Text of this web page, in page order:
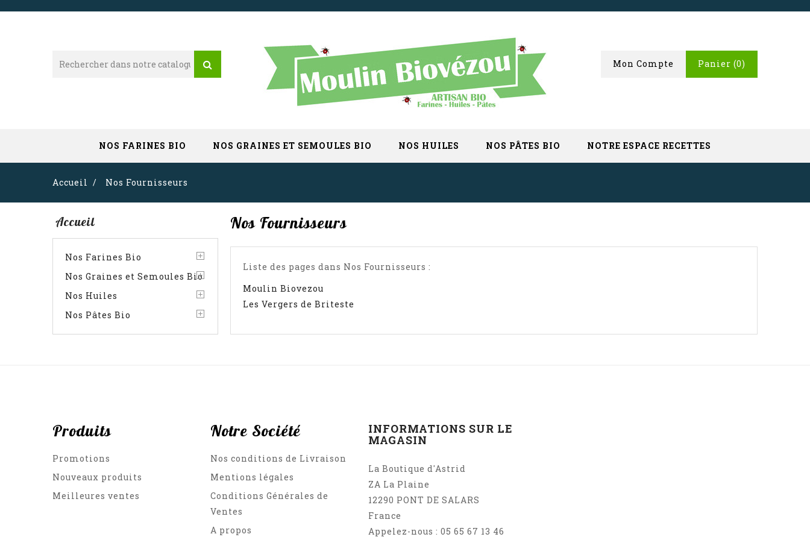
Panier (0)
Mon Compte
NOS FARINES BIO NOS GRAINES ET SEMOULES BIO NOS HUILES NOS PÂTES BIO NOTRE ESPACE RECETTES
Accueil Nos Fournisseurs
Accueil
Nos Farines Bio
Nos Graines et Semoules Bio
Nos Huiles
Nos Pâtes Bio
Nos Fournisseurs
Liste des pages dans Nos Fournisseurs :
Moulin Biovezou
Les Vergers de Briteste
Produits
Promotions
Nouveaux produits
Meilleures ventes
Notre Société
Nos conditions de Livraison
Mentions légales
Conditions Générales de
Ventes
A propos
INFORMATIONS SUR LE
MAGASIN
La Boutique d'Astrid
ZA La Plaine
12290 PONT DE SALARS
France
Appelez-nous : 05 65 67 13 46